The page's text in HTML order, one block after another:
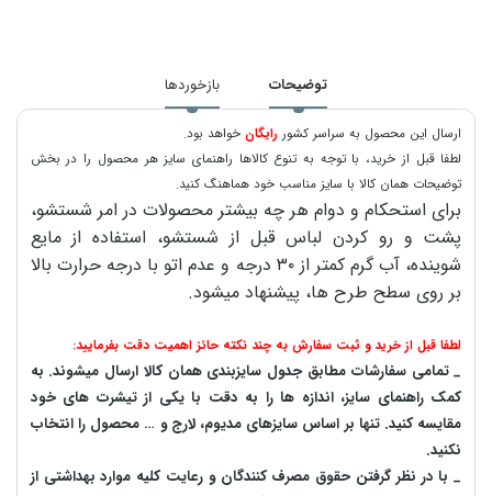
توضیحات بازخوردها
ارسال این محصول به سراسر کشور رایگانخواهد بود.
لطفا قبل از خرید، با توجه به تنوع کالاها راهنمای سایز هر محصول را در بخش
توضیحات همان کالا با سایز مناسب خود هماهنگ کنید.
برای استحکام و دوام هر چه بیشتر محصولات در امر شستشو،
پشت و رو کردن لباس قبل از شستشو، استفاده از مایع
شوینده، آب گرم کمتر از ۳۰ درجه و عدم اتو با درجه حرارت بالا
بر روی سطح طرح ها، پیشنهاد میشود.
لطفا قبل از خرید و ثبت سفارش به چند نکته حائز اهمیت دقت بفرمایید:
_ تمامی سفارشات مطابق جدول سایزبندی همان کالا ارسال میشوند. به
کمک راهنمای سایز، اندازه ها را به دقت با یکی از تیشرت های خود
مقایسه کنید. تنها بر اساس سایزهای مدیوم، لارج و … محصول را انتخاب
نکنید.
_ با در نظر گرفتن حقوق مصرف کنندگان و رعایت کلیه موارد بهداشتی از